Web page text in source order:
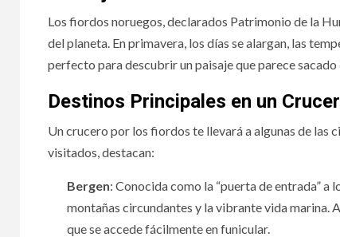
Los fiordos noruegos, declarados Patrimonio de la
del planeta. En primavera, los días se alargan, las
perfecto para descubrir un paisaje que parece sacado
Destinos Principales en un
Un crucero por los fiordos te llevará a algunas de las
visitados, destacan:
Bergen: Conocida como la “puerta de entrada”
montañas circundantes y la vibrante vida marina.
que se accede fácilmente en funicular.
La membresía, la
nueva tendencia
social